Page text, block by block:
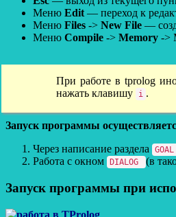
Меню Edit — переход к
Меню Files -> New File —
Меню Compile -> Memory ->
При работе в tprolog
нажать клавишу
i .
Запуск программы
Через написание раздела
GOAL
Работа с окном
DIALOG (в
Запуск программы при